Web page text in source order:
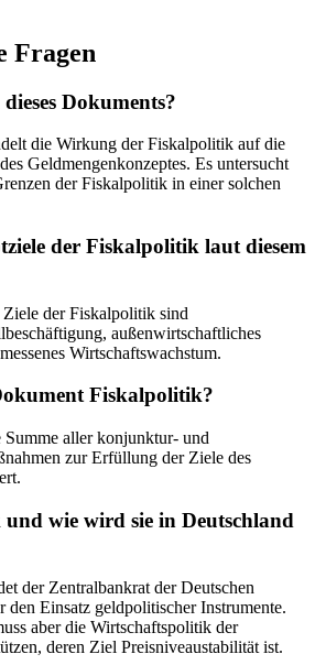
Fragen
Dokuments?
die Wirkung der Fiskalpolitik auf die
Geldmengenkonzeptes. Es untersucht
der Fiskalpolitik in einer solchen
der Fiskalpolitik laut diesem
der Fiskalpolitik sind
außenwirtschaftliches
Wirtschaftswachstum.
Fiskalpolitik?
aller konjunktur- und
zur Erfüllung der Ziele des
wie wird sie in Deutschland
der Zentralbankrat der Deutschen
Einsatz geldpolitischer Instrumente.
aber die Wirtschaftspolitik der
deren Ziel Preisniveaustabilität ist.